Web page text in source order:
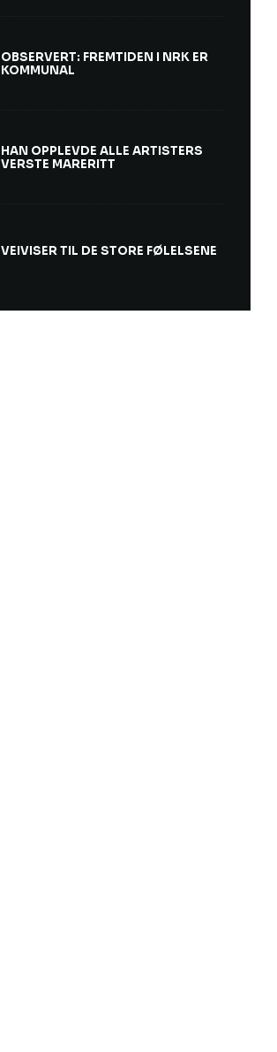
OBSERVERT: FREMTIDEN I NRK ER
KOMMUNAL
HAN OPPLEVDE ALLE ARTISTERS
VERSTE MARERITT
VEIVISER TIL DE STORE FØLELSENE